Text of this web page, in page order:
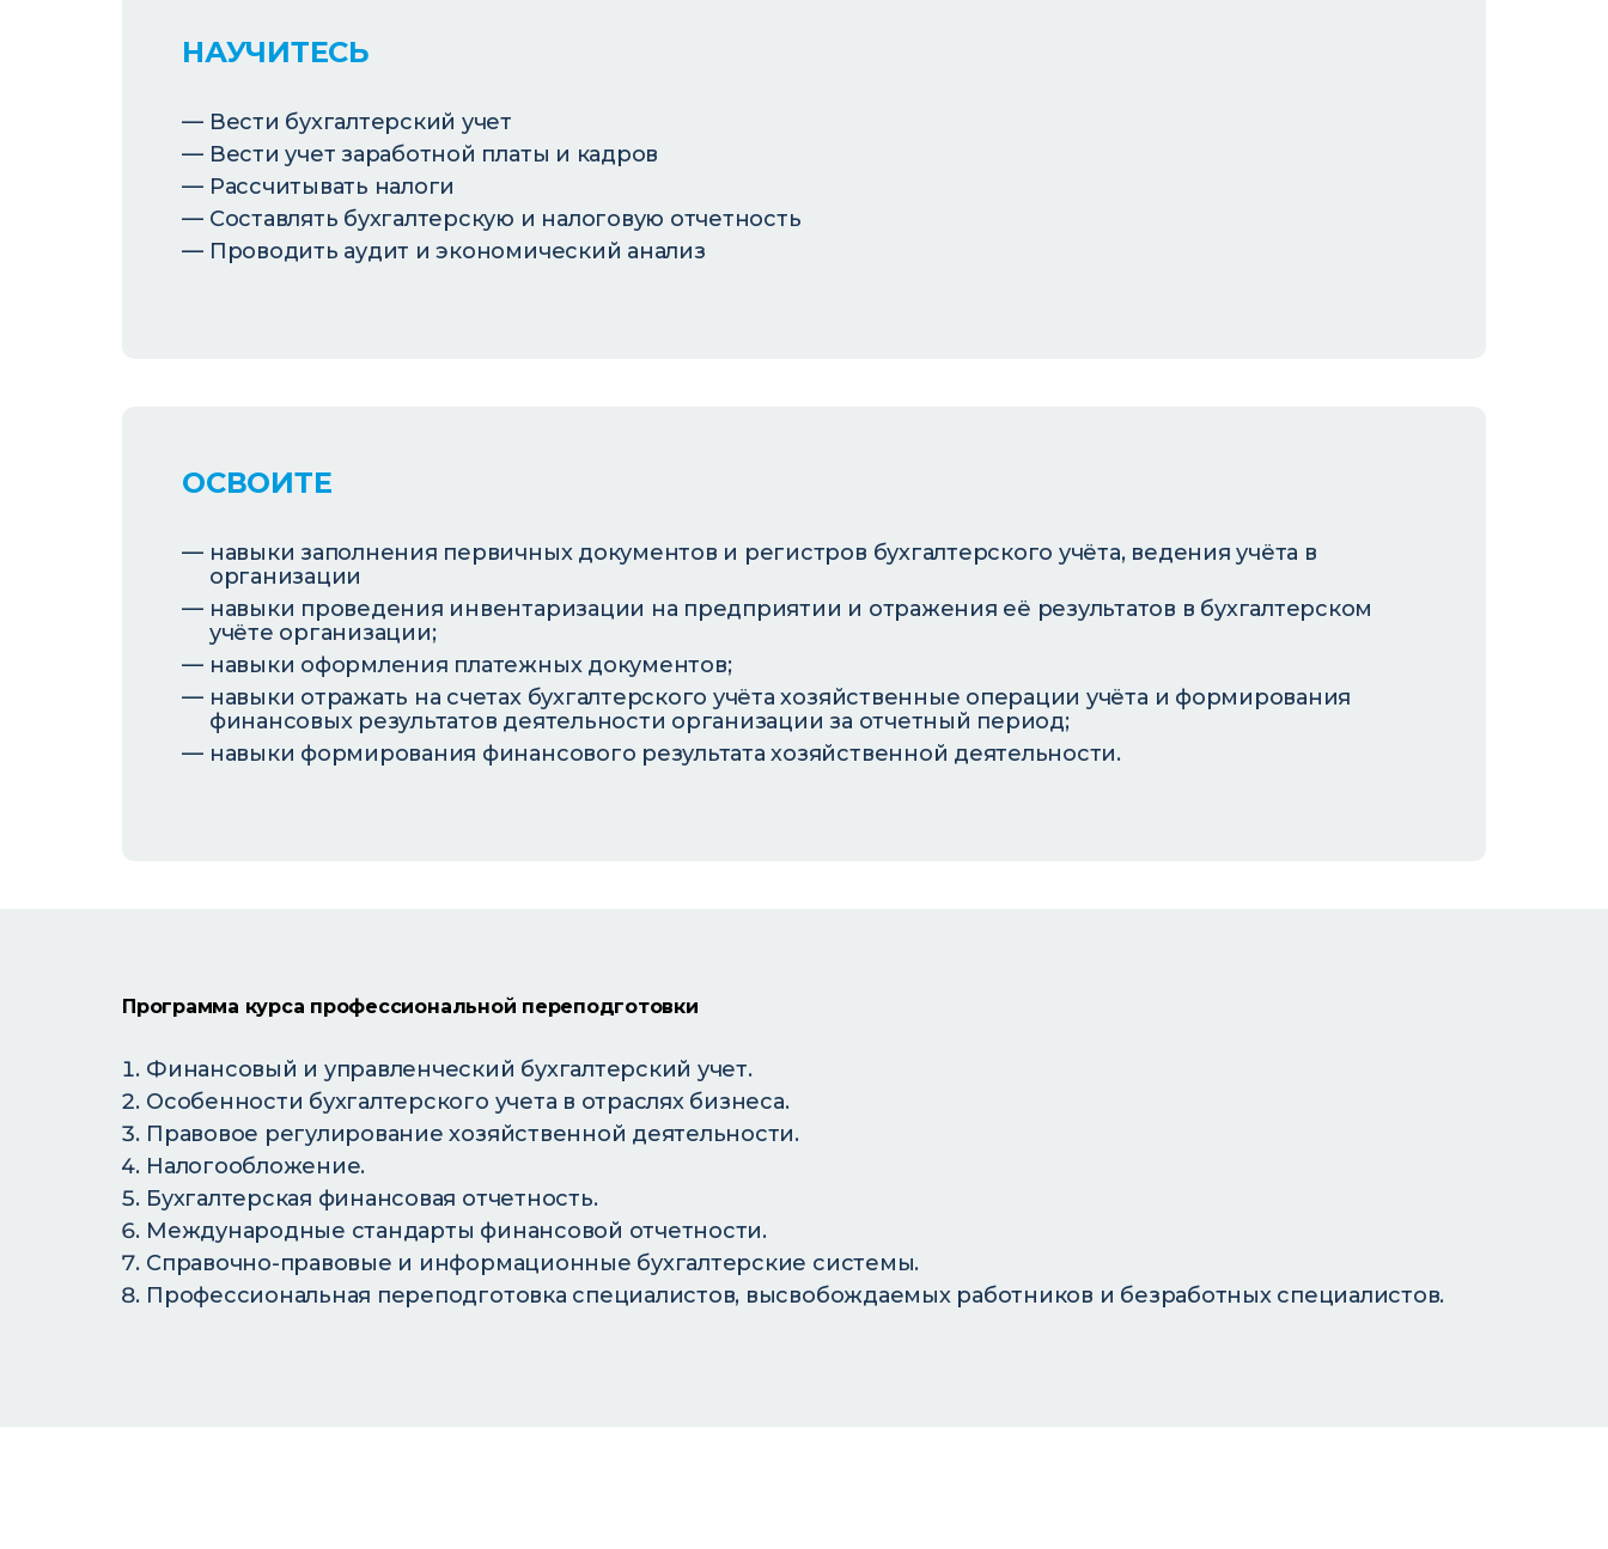
НАУЧИТЕСЬ
Вести бухгалтерский учет
Вести учет заработной платы и кадров
Рассчитывать налоги
Составлять бухгалтерскую и налоговую отчетность
Проводить аудит и экономический анализ
ОСВОИТЕ
навыки заполнения первичных документов и регистров бухгалтерского учёта, ведения учёта в
организации
навыки проведения инвентаризации на предприятии и отражения её результатов в бухгалтерском
учёте организации;
навыки оформления платежных документов;
навыки отражать на счетах бухгалтерского учёта хозяйственные операции учёта и формирования
финансовых результатов деятельности организации за отчетный период;
навыки формирования финансового результата хозяйственной деятельности.
Программа курса профессиональной переподготовки
Финансовый и управленческий бухгалтерский учет.
Особенности бухгалтерского учета в отраслях бизнеса.
Правовое регулирование хозяйственной деятельности.
Налогообложение.
Бухгалтерская финансовая отчетность.
Международные стандарты финансовой отчетности.
Справочно-правовые и информационные бухгалтерские системы.
Профессиональная переподготовка специалистов, высвобождаемых работников и безработных специалистов.